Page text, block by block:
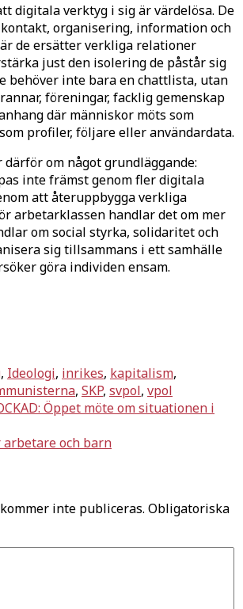
digitala verktyg i sig är värdelösa. De
organisering, information och
de ersätter verkliga relationer
just den isolering de påstår sig
behöver inte bara en chattlista, utan
föreningar, facklig gemenskap
där människor möts som
profiler, följare eller användardata.
om något grundläggande:
inte främst genom fler digitala
att återuppbygga verkliga
arbetarklassen handlar det om mer
om social styrka, solidaritet och
sig tillsammans i ett samhälle
göra individen ensam.
, Ideologi, inrikes, kapitalism,
, SKP, svpol, vpol
Öppet möte om situationen i
arbetare och barn
inte publiceras. Obligatoriska